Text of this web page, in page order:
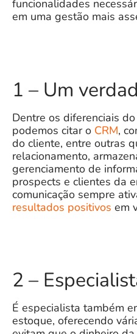
funcionalidades
em uma gestão mais
1 – Um
Dentre os diferenciais do
podemos citar o CRM,
do cliente, entre outras
relacionamento,
gerenciamento de
prospects e clientes da
comunicação sempre
resultados positivos em
2 –
É especialista também
estoque, oferecendo